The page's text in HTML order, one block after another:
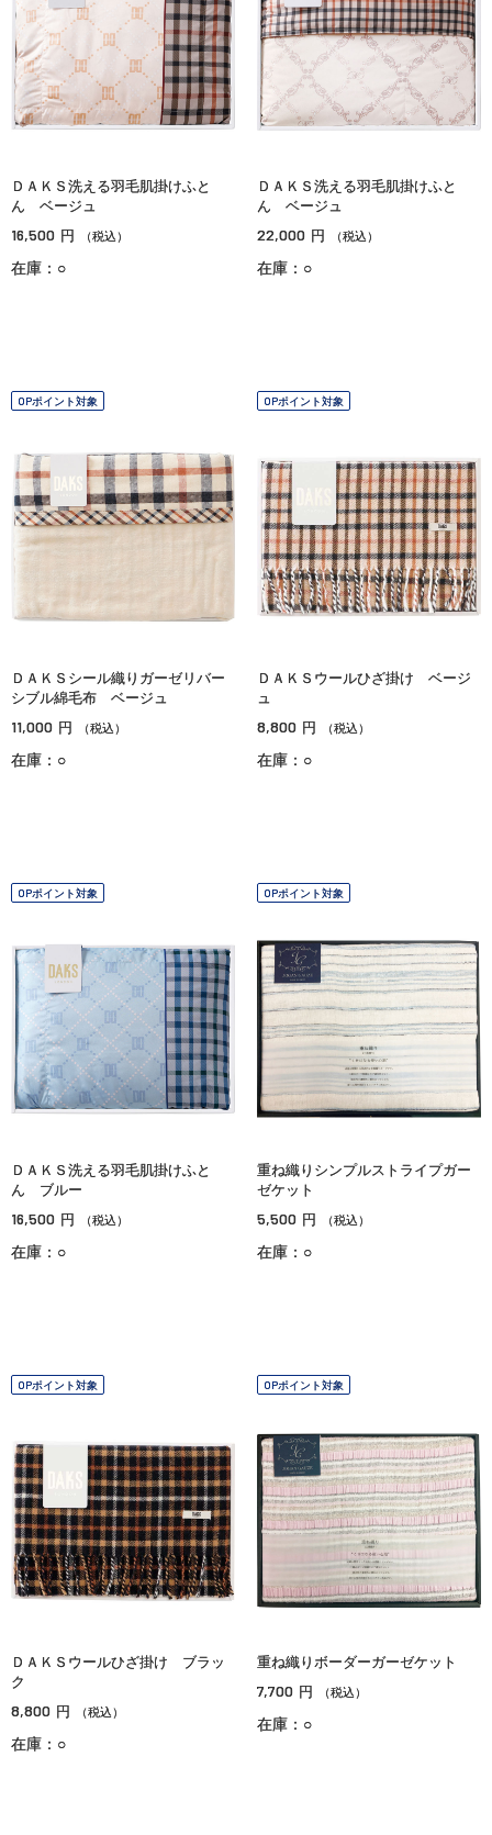
ＤＡＫＳ洗える羽毛肌掛けふと
ん ベージュ
16,500 円 （税込）
在庫：○
ＤＡＫＳ洗える羽毛肌掛けふと
ん ベージュ
22,000 円 （税込）
在庫：○
OPポイント対象
ＤＡＫＳシール織りガーゼリバー
シブル綿毛布 ベージュ
11,000 円 （税込）
在庫：○
OPポイント対象
ＤＡＫＳウールひざ掛け ベージ
ュ
8,800 円 （税込）
在庫：○
OPポイント対象
ＤＡＫＳ洗える羽毛肌掛けふと
ん ブルー
16,500 円 （税込）
在庫：○
OPポイント対象
重ね織りシンプルストライプガー
ゼケット
5,500 円 （税込）
在庫：○
OPポイント対象
ＤＡＫＳウールひざ掛け ブラッ
ク
8,800 円 （税込）
在庫：○
OPポイント対象
重ね織りボーダーガーゼケット
7,700 円 （税込）
在庫：○